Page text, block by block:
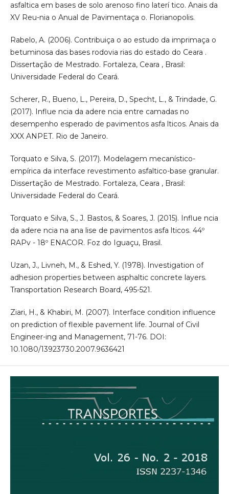
asfaltica em bases de solo arenoso fino laterí tico. Anais da
XV Reu-nia o Anual de Pavimentaça o. Florianopolis.
Rabelo, A. (2006). Contribuiça o ao estudo da imprimaça o
betuminosa das bases rodovia rias do estado do Ceara .
Dissertação de Mestrado. Fortaleza, Ceara , Brasil:
Universidade Federal do Ceará.
Scherer, R., Bueno, L., Pereira, D., Specht, L., & Trindade, G.
(2017). Influe ncia da adere ncia entre camadas no
desempenho esperado de pavimentos asfa lticos. Anais da
XXX ANPET. Rio de Janeiro.
Torquato e Silva, S. (2017). Modelagem mecanístico-
empírica da interface revestimento asfaltico-base granular.
Dissertação de Mestrado. Fortaleza, Ceara , Brasil:
Universidade Federal do Ceará.
Torquato e Silva, S., J. Bastos, & Soares, J. (2015). Influe ncia
da adere ncia na ana lise de pavimentos asfa lticos. 44º
RAPv - 18º ENACOR. Foz do Iguaçu, Brasil.
Uzan, J., Livneh, M., & Eshed, Y. (1978). Investigation of
adhesion properties between asphaltic concrete layers.
Transportation Research Board, 495-521.
Ziari, H., & Khabiri, M. (2007). Interface condition influence
on prediction of flexible pavement life. Journal of Civil
Engineer-ing and Management, 71-76. DOI:
10.1080/13923730.2007.9636421